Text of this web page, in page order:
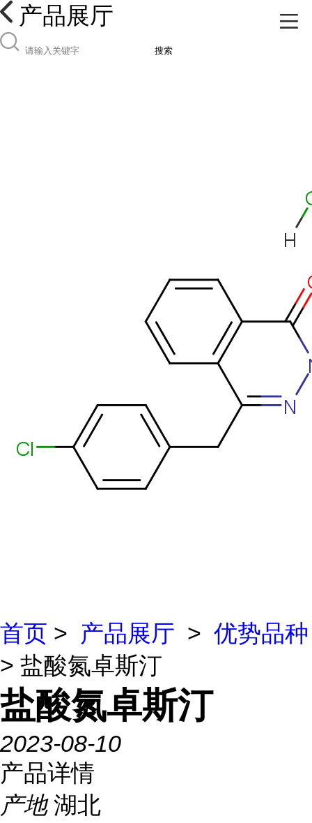
产品展厅
搜索
首页 > 产品展厅 > 优势品种
> 盐酸氮卓斯汀
盐酸氮卓斯汀
2023-08-10
产品详情
产地 湖北